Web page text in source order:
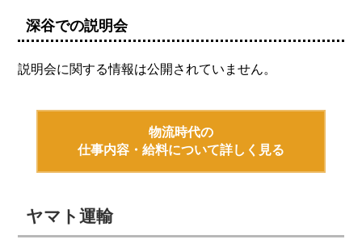
深谷での説明会
説明会に関する情報は公開されていません。
物流時代の
仕事内容・給料について詳しく見る
ヤマト運輸